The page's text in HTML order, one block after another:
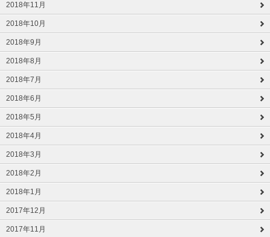
2018年11月
2018年10月
2018年9月
2018年8月
2018年7月
2018年6月
2018年5月
2018年4月
2018年3月
2018年2月
2018年1月
2017年12月
2017年11月